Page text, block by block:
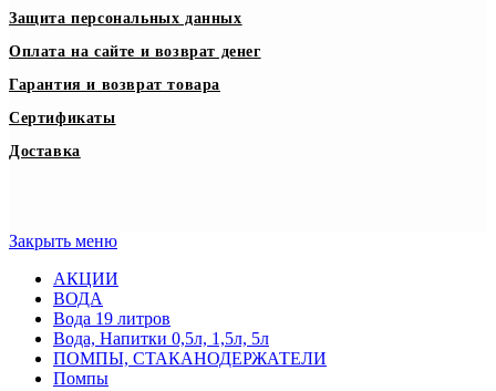
Защита персональных данных
Оплата на сайте и возврат денег
Гарантия и возврат товара
Сертификаты
Доставка
Закрыть меню
АКЦИИ
ВОДА
Вода 19 литров
Вода, Напитки 0,5л, 1,5л, 5л
ПОМПЫ, СТАКАНОДЕРЖАТЕЛИ
Помпы